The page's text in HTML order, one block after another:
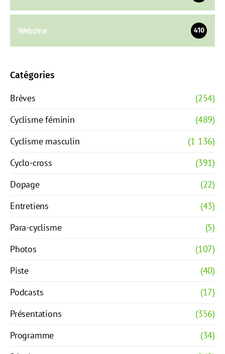
Webzine 410
Catégories
Brèves
(254)
Cyclisme féminin
(489)
Cyclisme masculin
(1 136)
Cyclo-cross
(391)
Dopage
(22)
Entretiens
(43)
Para-cyclisme
(5)
Photos
(107)
Piste
(40)
Podcasts
(17)
Présentations
(356)
Programme
(34)